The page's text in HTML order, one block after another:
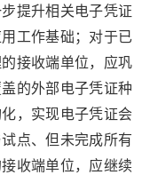
提升相关电子凭证
工作基础；对于已
接收端单位，应巩
的外部电子凭证种
，实现电子凭证会
点、但未完成所有
收端单位，应继续